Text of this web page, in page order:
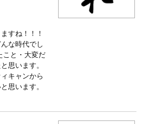
すね！！！
な時代でし
こと・大変だ
思います。
キャンから
思います。